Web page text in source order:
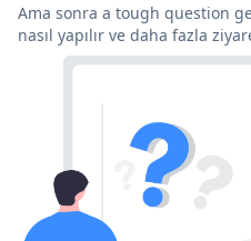
Ama sonra a tough question
nasıl yapılır ve daha fazla